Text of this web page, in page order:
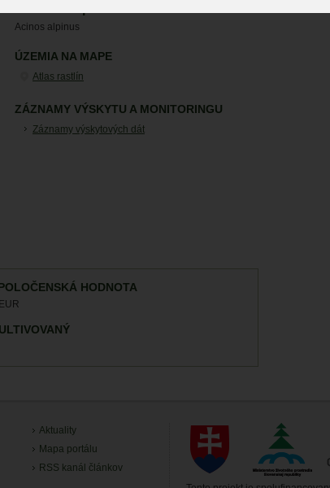
Acinos alpinus
ÚZEMIA NA MAPE
Atlas rastlín
ZÁZNAMY VÝSKYTU A MONITORINGU
Záznamy výskytových dát
HODNOTA
Aktuality
Mapa portálu
RSS kanál článkov